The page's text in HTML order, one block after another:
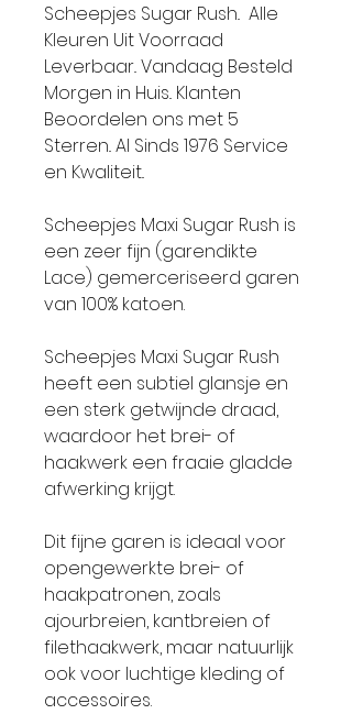
Scheepjes Sugar Rush.. Alle
Kleuren Uit Voorraad
Leverbaar.. Vandaag Besteld
Morgen in Huis.. Klanten
Beoordelen ons met 5
Sterren.. Al Sinds 1976 Service
en Kwaliteit..
Scheepjes Maxi Sugar Rush is
een zeer fijn (garendikte
Lace) gemerceriseerd garen
van 100% katoen.
Scheepjes Maxi Sugar Rush
heeft een subtiel glansje en
een sterk getwijnde draad,
waardoor het brei- of
haakwerk een fraaie gladde
afwerking krijgt.
Dit fijne garen is ideaal voor
opengewerkte brei- of
haakpatronen, zoals
ajourbreien, kantbreien of
filethaakwerk, maar natuurlijk
ook voor luchtige kleding of
accessoires.